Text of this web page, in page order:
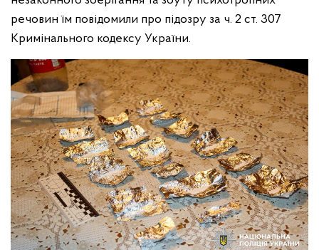
речовин їм повідомили про підозру за ч. 2 ст. 307
Кримінального кодексу України.